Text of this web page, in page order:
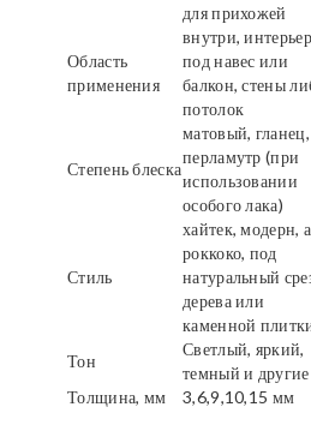
для прихожей
Область
применения
внутри,
под навес или
балкон, стены
потолок
Степень блеска
матовый, гланец,
перламутр (при
использовании
особого лака)
Стиль
хайтек, модерн,
роккоко, под
натуральный
дерева или
каменной
Тон
Светлый, яркий,
темный и другие
Толщина, мм
3,6,9,10,15 мм